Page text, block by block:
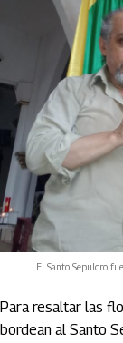
El Santo Sepulcro
Para resaltar las
bordean al Santo